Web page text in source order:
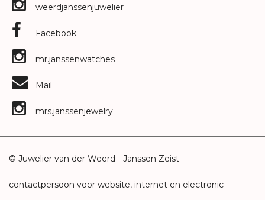
weerdjanssenjuwelier
Facebook
mr.janssenwatches
Mail
mrs.janssenjewelry
© Juwelier van der Weerd - Janssen Zeist
contactpersoon voor website, internet en electronic